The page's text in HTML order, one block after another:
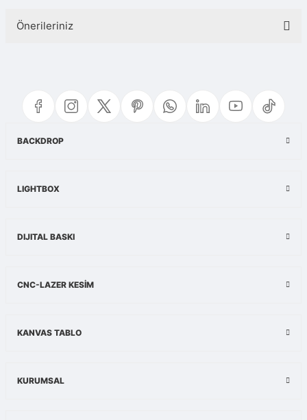
Önerileriniz
Görüş ve önerileriniz için teşekkür ederiz.
Ürün resmi kalitesiz, bozuk veya görüntülenemiyor.
BACKDROP
LIGHTBOX
DIJITAL BASKI
CNC-LAZER KESİM
KANVAS TABLO
KURUMSAL